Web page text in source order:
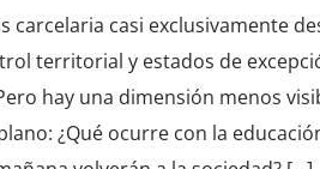
carcelaria casi exclusivamente
territorial y estados de
hay una dimensión menos
¿Qué ocurre con la